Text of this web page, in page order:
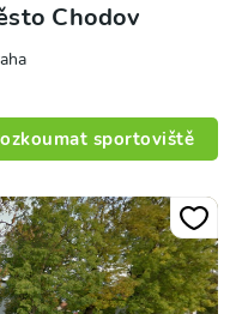
Chodov
sportoviště